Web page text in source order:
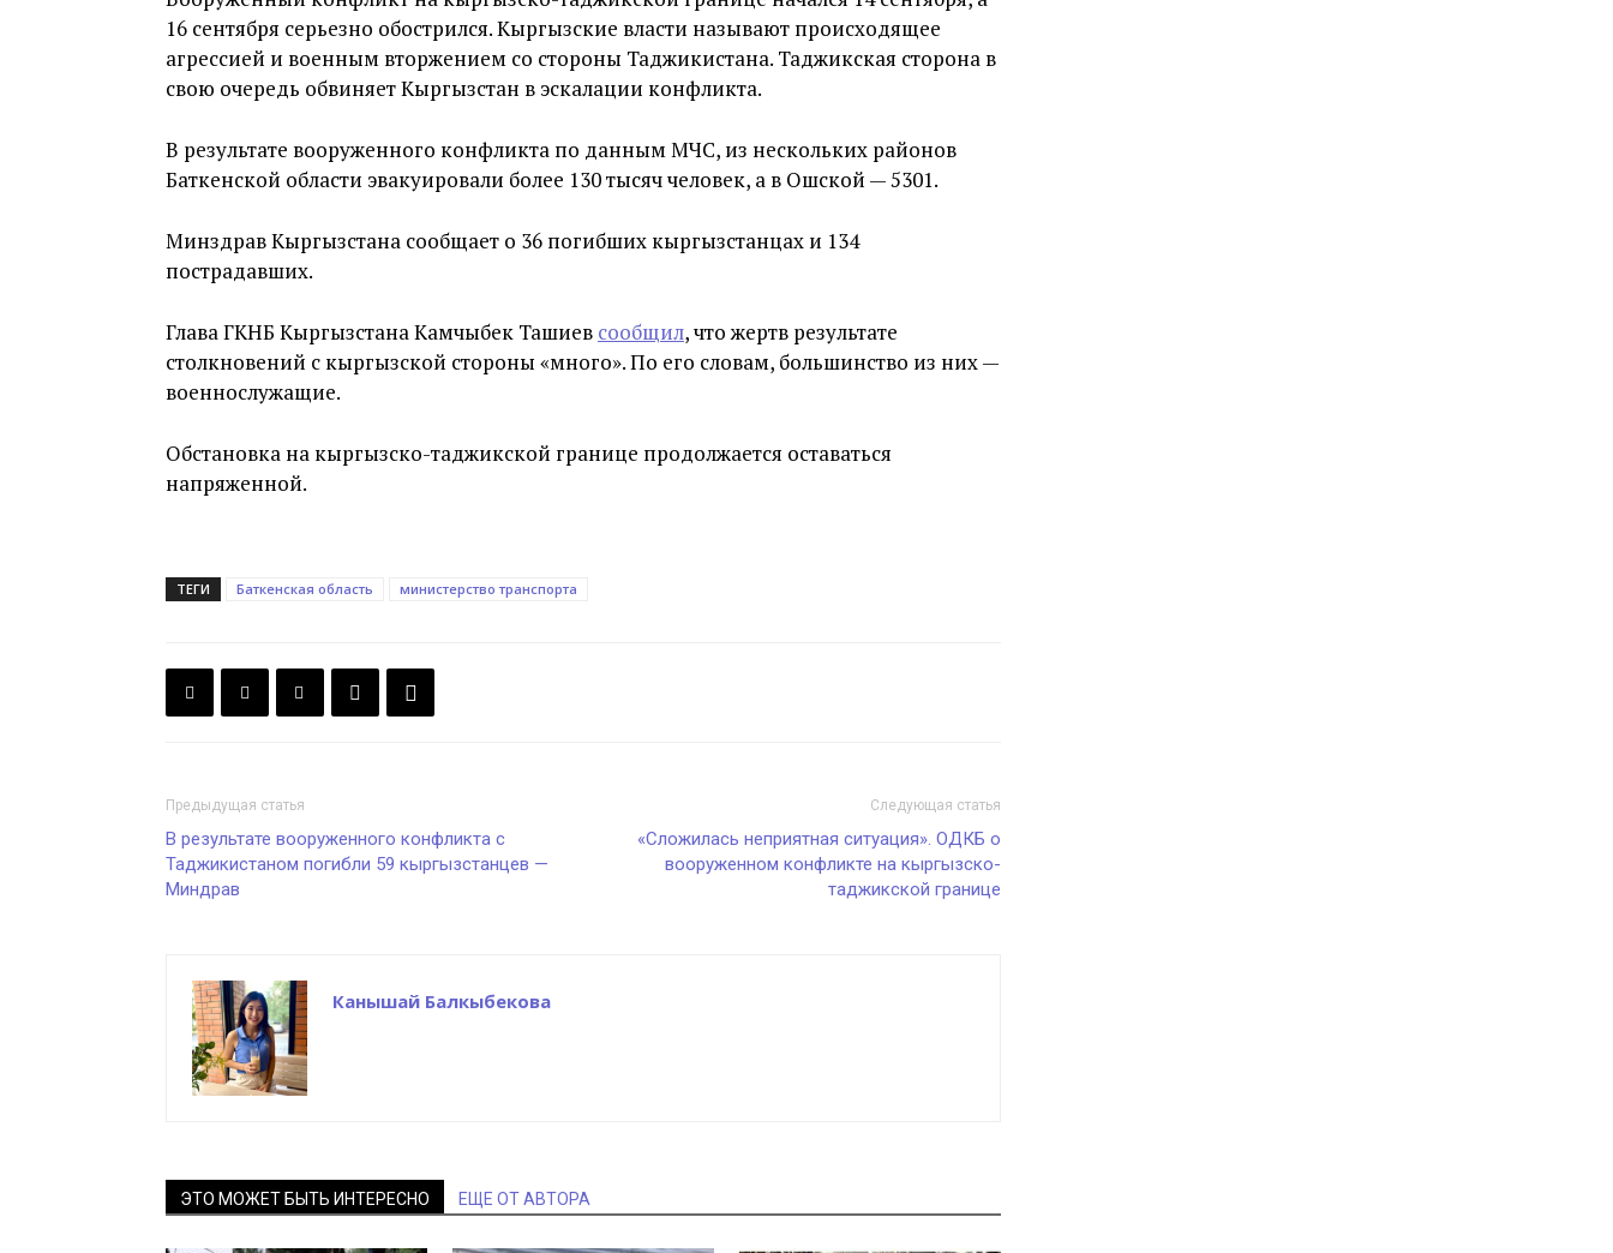
16 сентября серьезно обострился. Кыргызские власти называют происходящее
агрессией и военным вторжением со стороны Таджикистана. Таджикская сторона в
свою очередь обвиняет Кыргызстан в эскалации конфликта.
В результате вооруженного конфликта по данным МЧС, из нескольких районов
Баткенской области эвакуировали более 130 тысяч человек, а в Ошской — 5301.
Минздрав Кыргызстана сообщает о 36 погибших кыргызстанцах и 134
пострадавших.
Глава ГКНБ Кыргызстана Камчыбек Ташиев сообщил, что жертв результате
столкновений с кыргызской стороны «много». По его словам, большинство из них —
военнослужащие.
Обстановка на кыргызско-таджикской границе продолжается оставаться
напряженной.
ТЕГИ Баткенская область министерство транспорта
Предыдущая статья
В результате вооруженного конфликта с
Таджикистаном погибли 59 кыргызстанцев —
Миндрав
Следующая статья
«Сложилась неприятная ситуация». ОДКБ о
вооруженном конфликте на кыргызско-
таджикской границе
Канышай Балкыбекова
ЭТО МОЖЕТ БЫТЬ ИНТЕРЕСНО ЕЩЕ ОТ АВТОРА